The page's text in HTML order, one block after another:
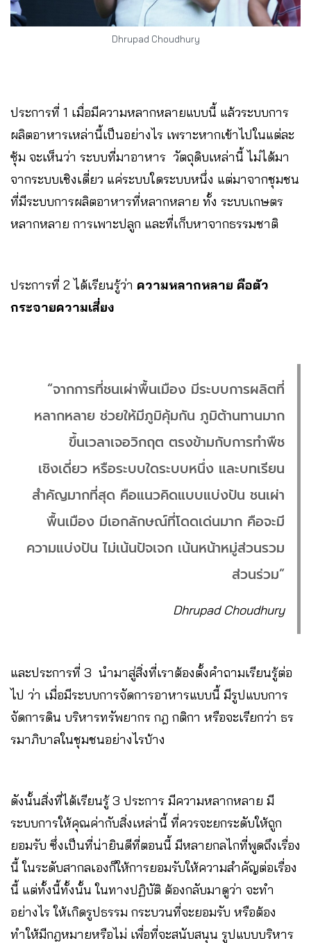
Dhrupad Choudhury
ประการที่ 1 เมื่อมีความหลากหลายแบบนี้ แล้วระบบการ
ผลิตอาหารเหล่านี้เป็นอย่างไร เพราะหากเข้าไปในแต่ละ
ซุ้ม จะเห็นว่า ระบบที่มาอาหาร วัตถุดิบเหล่านี้ ไม่ได้มา
จากระบบเชิงเดี่ยว แค่ระบบใดระบบหนึ่ง แต่มาจากชุมชน
ที่มีระบบการผลิตอาหารที่หลากหลาย ทั้ง ระบบเกษตร
หลากหลาย การเพาะปลูก และที่เก็บหาจากธรรมชาติ
ประการที่ 2 ได้เรียนรู้ว่า ความหลากหลาย คือตัว
กระจายความเสี่ยง
“จากการที่ชนเผ่าพื้นเมือง มีระบบการผลิตที่
หลากหลาย ช่วยให้มีภูมิคุ้มกัน ภูมิต้านทานมาก
ขึ้นเวลาเจอวิกฤต ตรงข้ามกับการทำพืช
เชิงเดี่ยว หรือระบบใดระบบหนึ่ง และบทเรียน
สำคัญมากที่สุด คือแนวคิดแบบแบ่งปัน ชนเผ่า
พื้นเมือง มีเอกลักษณ์ที่โดดเด่นมาก คือจะมี
ความแบ่งปัน ไม่เน้นปัจเจก เน้นหน้าหมู่ส่วนรวม
ส่วนร่วม”
Dhrupad Choudhury
และประการที่ 3 นำมาสู่สิ่งที่เราต้องตั้งคำถามเรียนรู้ต่อ
ไป ว่า เมื่อมีระบบการจัดการอาหารแบบนี้ มีรูปแบบการ
จัดการดิน บริหารทรัพยากร กฎ กติกา หรือจะเรียกว่า ธร
รมาภิบาลในชุมชนอย่างไรบ้าง
ดังนั้นสิ่งที่ได้เรียนรู้ 3 ประการ มีความหลากหลาย มี
ระบบการให้คุณค่ากับสิ่งเหล่านี้ ที่ควรจะยกระดับให้ถูก
ยอมรับ ซึ่งเป็นที่น่ายินดีที่ตอนนี้ มีหลายกลไกที่พูดถึงเรื่อง
นี้ ในระดับสากลเองก็ให้การยอมรับให้ความสำคัญต่อเรื่อง
นี้ แต่ทั้งนี้ทั้งนั้น ในทางปฏิบัติ ต้องกลับมาดูว่า จะทำ
อย่างไร ให้เกิดรูปธรรม กระบวนที่จะยอมรับ หรือต้อง
ทำให้มีกฎหมายหรือไม่ เพื่อที่จะสนับสนุน รูปแบบบริหาร